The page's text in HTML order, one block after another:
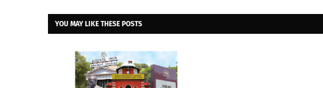
YOU MAY LIKE THESE POSTS